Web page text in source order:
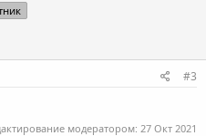
#3
модератором: 27 Окт 2021